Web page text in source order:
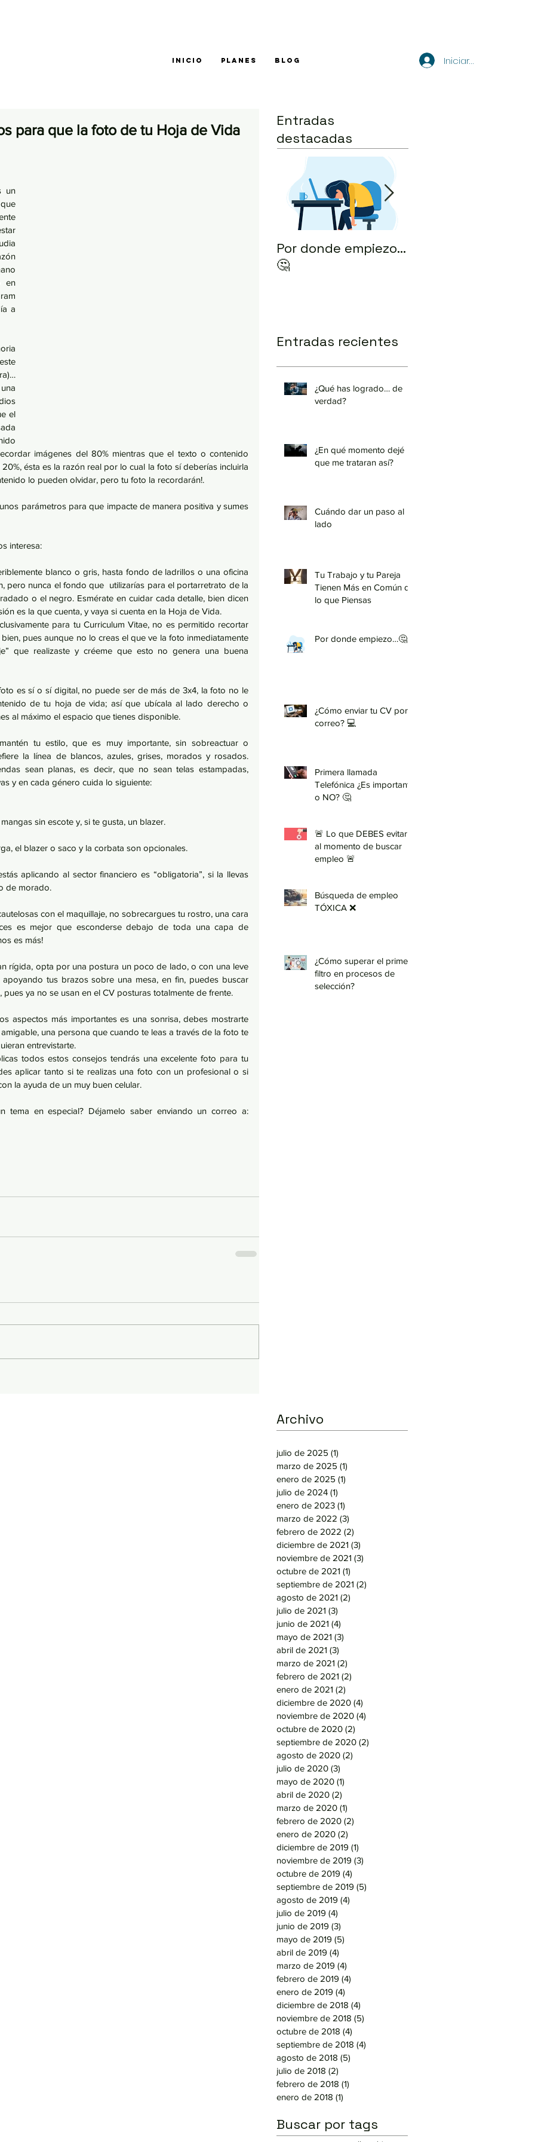
INICIO PLANES BLOG Iniciar sesión
para que la foto de tu Hoja de Vida
un
en
a
el
imágenes del 80% mientras que el texto o contenido
ésta es la razón real por lo cual la foto sí deberías incluirla
lo pueden olvidar, pero tu foto la recordarán!.
parámetros para que impacte de manera positiva y sumes
interesa:
blanco o gris, hasta fondo de ladrillos o una oficina
pero nunca el fondo que  utilizarías para el portarretrato de la
o el negro. Esmérate en cuidar cada detalle, bien dicen
es la que cuenta, y vaya si cuenta en la Hoja de Vida.
para tu Curriculum Vitae, no es permitido recortar
pues aunque no lo creas el que ve la foto inmediatamente
que realizaste y créeme que esto no genera una buena
es sí o sí digital, no puede ser de más de 3x4, la foto no le
de tu hoja de vida; así que ubícala al lado derecho o
al máximo el espacio que tienes disponible.
tu estilo, que es muy importante, sin sobreactuar o
la línea de blancos, azules, grises, morados y rosados.
sean planas, es decir, que no sean telas estampadas,
y en cada género cuida lo siguiente:
sin escote y, si te gusta, un blazer.
el blazer o saco y la corbata son opcionales.
aplicando al sector financiero es “obligatoria”, si la llevas
de morado.
con el maquillaje, no sobrecargues tu rostro, una cara
es mejor que esconderse debajo de toda una capa de
es más!
rígida, opta por una postura un poco de lado, o con una leve
apoyando tus brazos sobre una mesa, en fin, puedes buscar
pues ya no se usan en el CV posturas totalmente de frente.
aspectos más importantes es una sonrisa, debes mostrarte
una persona que cuando te leas a través de la foto te
entrevistarte.
todos estos consejos tendrás una excelente foto para tu
aplicar tanto si te realizas una foto con un profesional o si
la ayuda de un muy buen celular.
Entradas
destacadas
Por donde empiezo…
🤔
Entradas recientes
¿Qué has logrado… de
verdad?
¿En qué momento dejé
que me trataran así?
Cuándo dar un paso al
lado
Tu Trabajo y tu Pareja
Tienen Más en Común de
lo que Piensas
Por donde empiezo…🤔
¿Cómo enviar tu CV por
correo? 💻
Primera llamada
Telefónica ¿Es importante
o NO? 🤔
🚨 Lo que DEBES evitar
al momento de buscar
empleo 🚨
Búsqueda de empleo
TÓXICA ❌
¿Cómo superar el primer
filtro en procesos de
selección?
Archivo
julio de 2025 (1)
marzo de 2025 (1)
enero de 2025 (1)
julio de 2024 (1)
enero de 2023 (1)
marzo de 2022 (3)
febrero de 2022 (2)
diciembre de 2021 (3)
noviembre de 2021 (3)
octubre de 2021 (1)
septiembre de 2021 (2)
agosto de 2021 (2)
julio de 2021 (3)
junio de 2021 (4)
mayo de 2021 (3)
abril de 2021 (3)
marzo de 2021 (2)
febrero de 2021 (2)
enero de 2021 (2)
diciembre de 2020 (4)
noviembre de 2020 (4)
octubre de 2020 (2)
septiembre de 2020 (2)
agosto de 2020 (2)
julio de 2020 (3)
mayo de 2020 (1)
abril de 2020 (2)
marzo de 2020 (1)
febrero de 2020 (2)
enero de 2020 (2)
diciembre de 2019 (1)
noviembre de 2019 (3)
octubre de 2019 (4)
septiembre de 2019 (5)
agosto de 2019 (4)
julio de 2019 (4)
junio de 2019 (3)
mayo de 2019 (5)
abril de 2019 (4)
marzo de 2019 (4)
febrero de 2019 (4)
enero de 2019 (4)
diciembre de 2018 (4)
noviembre de 2018 (5)
octubre de 2018 (4)
septiembre de 2018 (4)
agosto de 2018 (5)
julio de 2018 (2)
febrero de 2018 (1)
enero de 2018 (1)
Buscar por tags